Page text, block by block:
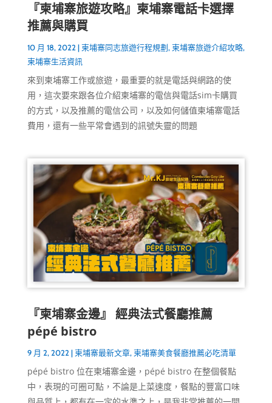
『柬埔寨旅遊攻略』柬埔寨電話卡選擇
推薦與購買
10 月 18, 2022 |柬埔寨同志旅遊行程規劃,柬埔寨旅遊介紹攻略,
柬埔寨生活資訊
來到柬埔寨工作或旅遊，最重要的就是電話與網路的使
用，這次要來跟各位介紹柬埔寨的電信與電話sim卡購買
的方式，以及推薦的電信公司，以及如何儲值柬埔寨電話
費用，還有一些平常會遇到的訊號失靈的問題
『柬埔寨金邊』 經典法式餐廳推薦
pépé bistro
9 月 2, 2022 |柬埔寨最新文章,柬埔寨美食餐廳推薦必吃清單
pépé bistro 位在柬埔寨金邊，pépé bistro 在整個餐點
中，表現的可圈可點，不論是上菜速度，餐點的豐富口味